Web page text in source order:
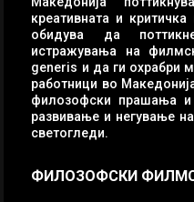
креативната и
обидува да
истражувања на
generis и да ги охрабри
работници во
филозофски прашања
развивање и негување
светогледи.
ФИЛОЗОФСКИ